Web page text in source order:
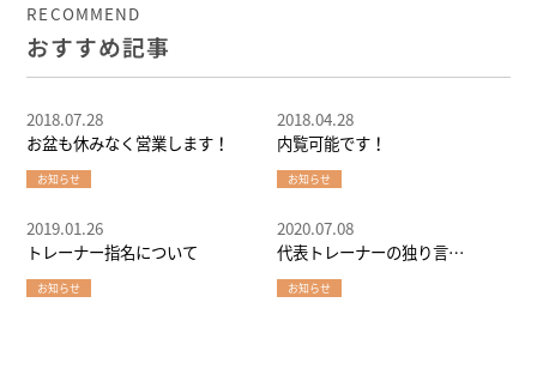
RECOMMEND
おすすめ記事
お盆も休みなく営業します！
2018.07.28
お知らせ
内覧可能です！
2018.04.28
お知らせ
トレーナー指名について
2019.01.26
お知らせ
代表トレーナーの独り言
（20200708）
2020.07.08
お知らせ